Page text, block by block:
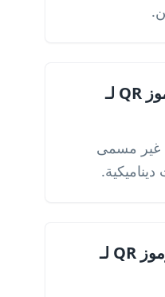
هل تنتهي صلاحية رموز QR لـ
غير مسمى
هل يمكنني طباعة رموز QR لـ